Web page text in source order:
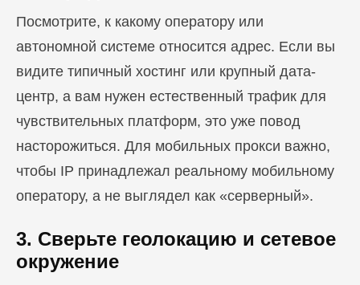
Посмотрите, к какому оператору или
автономной системе относится адрес. Если вы
видите типичный хостинг или крупный дата-
центр, а вам нужен естественный трафик для
чувствительных платформ, это уже повод
насторожиться. Для мобильных прокси важно,
чтобы IP принадлежал реальному мобильному
оператору, а не выглядел как «серверный».
3. Сверьте геолокацию и сетевое
окружение